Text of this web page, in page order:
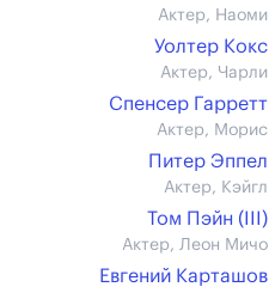
Актер, Наоми
Уолтер Кокс
Актер, Чарли
Спенсер Гарретт
Актер, Морис
Питер Эппел
Актер, Кэйгл
Том Пэйн (III)
Актер, Леон Мичо
Евгений Карташов